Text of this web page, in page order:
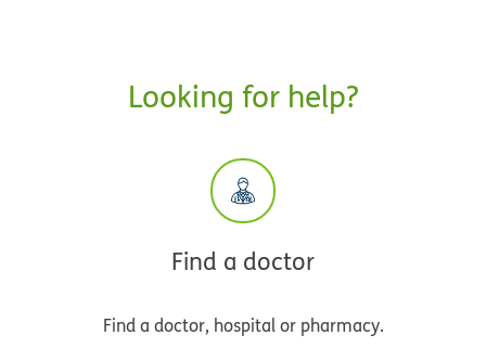
Looking for help?
Find a doctor
Find a doctor, hospital or pharmacy.